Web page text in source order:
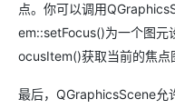
点。你可以调用
em::setFocus()为一个图元
ocusItem()获取当前的焦点
最后，QGraphicsScene